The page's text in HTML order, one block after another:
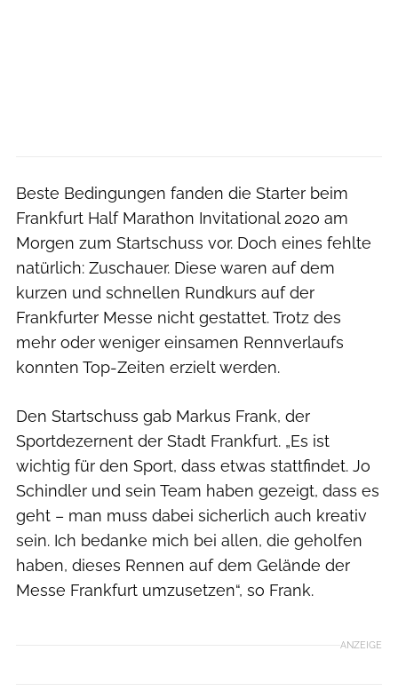
Beste Bedingungen fanden die Starter beim
Frankfurt Half Marathon Invitational 2020 am
Morgen zum Startschuss vor. Doch eines fehlte
natürlich: Zuschauer. Diese waren auf dem
kurzen und schnellen Rundkurs auf der
Frankfurter Messe nicht gestattet. Trotz des
mehr oder weniger einsamen Rennverlaufs
konnten Top-Zeiten erzielt werden.
Den Startschuss gab Markus Frank, der
Sportdezernent der Stadt Frankfurt. „Es ist
wichtig für den Sport, dass etwas stattfindet. Jo
Schindler und sein Team haben gezeigt, dass es
geht – man muss dabei sicherlich auch kreativ
sein. Ich bedanke mich bei allen, die geholfen
haben, dieses Rennen auf dem Gelände der
Messe Frankfurt umzusetzen“, so Frank.
ANZEIGE